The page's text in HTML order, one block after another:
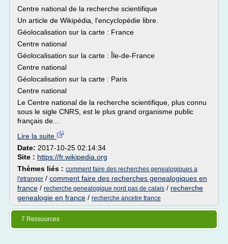
Centre national de la recherche scientifique
Un article de Wikipédia, l'encyclopédie libre.
Géolocalisation sur la carte : France
Centre national
Géolocalisation sur la carte : Île-de-France
Centre national
Géolocalisation sur la carte : Paris
Centre national
Le Centre national de la recherche scientifique, plus connu
sous le sigle CNRS, est le plus grand organisme public
français de...
Lire la suite
Date: 2017-10-25 02:14:34
Site : https://fr.wikipedia.org
Thèmes liés : comment faire des recherches genealogiques a
l'etranger / comment faire des recherches genealogiques en
france / recherche genealogique nord pas de calais / recherche
genealogie en france / recherche ancetre france
7 Ressources